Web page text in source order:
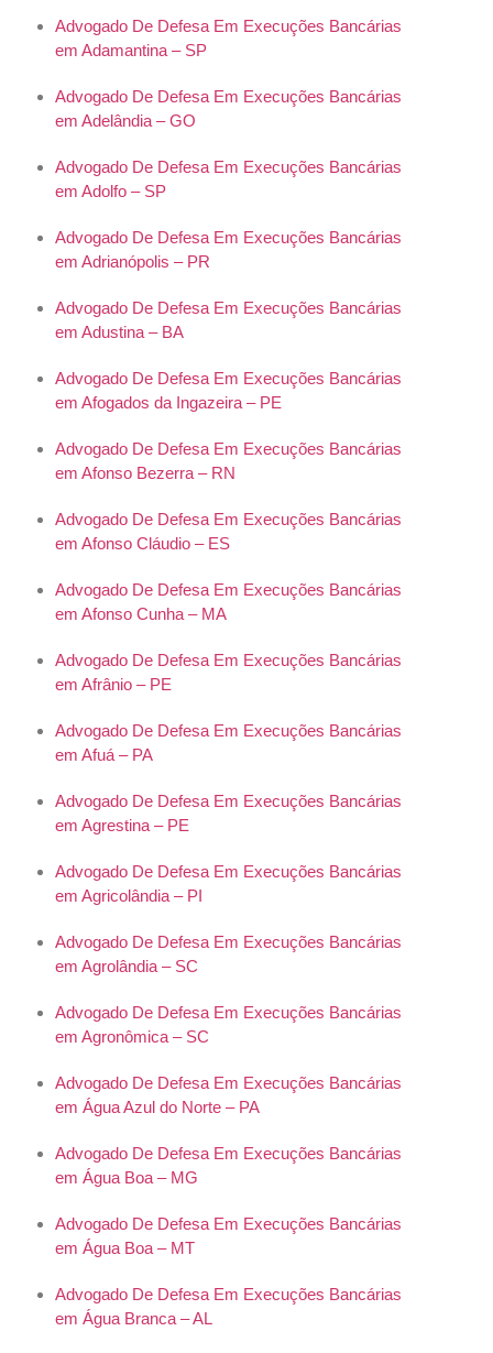
Advogado De Defesa Em Execuções Bancárias
em Adamantina – SP
Advogado De Defesa Em Execuções Bancárias
em Adelândia – GO
Advogado De Defesa Em Execuções Bancárias
em Adolfo – SP
Advogado De Defesa Em Execuções Bancárias
em Adrianópolis – PR
Advogado De Defesa Em Execuções Bancárias
em Adustina – BA
Advogado De Defesa Em Execuções Bancárias
em Afogados da Ingazeira – PE
Advogado De Defesa Em Execuções Bancárias
em Afonso Bezerra – RN
Advogado De Defesa Em Execuções Bancárias
em Afonso Cláudio – ES
Advogado De Defesa Em Execuções Bancárias
em Afonso Cunha – MA
Advogado De Defesa Em Execuções Bancárias
em Afrânio – PE
Advogado De Defesa Em Execuções Bancárias
em Afuá – PA
Advogado De Defesa Em Execuções Bancárias
em Agrestina – PE
Advogado De Defesa Em Execuções Bancárias
em Agricolândia – PI
Advogado De Defesa Em Execuções Bancárias
em Agrolândia – SC
Advogado De Defesa Em Execuções Bancárias
em Agronômica – SC
Advogado De Defesa Em Execuções Bancárias
em Água Azul do Norte – PA
Advogado De Defesa Em Execuções Bancárias
em Água Boa – MG
Advogado De Defesa Em Execuções Bancárias
em Água Boa – MT
Advogado De Defesa Em Execuções Bancárias
em Água Branca – AL